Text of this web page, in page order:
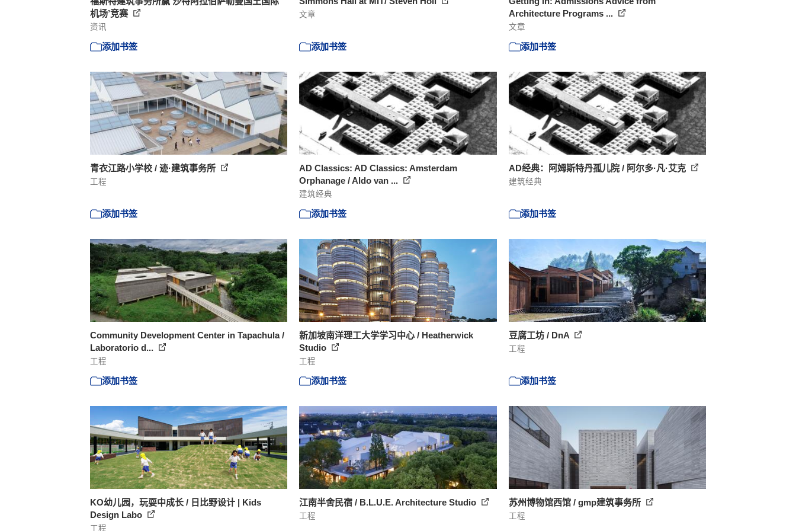
机场’竞赛
资讯
添加书签
文章
添加书签
Architecture Programs ...
文章
添加书签
青衣江路小学校 / 迹·建筑事务所
工程
添加书签
AD Classics: AD Classics: Amsterdam
Orphanage / Aldo van ...
建筑经典
添加书签
AD经典：阿姆斯特丹孤儿院 / 阿尔多·凡·艾克
建筑经典
添加书签
Community Development Center in Tapachula /
Laboratorio d...
工程
添加书签
新加坡南洋理工大学学习中心 / Heatherwick
Studio
工程
添加书签
豆腐工坊 / DnA
工程
添加书签
KO幼儿园，玩耍中成长 / 日比野设计 | Kids
Design Labo
工程
江南半舍民宿 / B.L.U.E. Architecture Studio
工程
苏州博物馆西馆 / gmp建筑事务所
工程